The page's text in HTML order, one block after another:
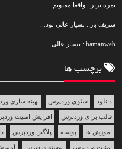
نمره برتر : واقعا ممنونم...
شریف بار : بسیار عالی بود...
hamanweb : بسیار عالی...
برچسب ها
دانلود سئوی وردپرس بهینه سازی
قالب برای وردپرس افزایش امنیت
اموزش ها پوسته پلاگین وردپرس
امنیت وردپرس پوسته وردپرس